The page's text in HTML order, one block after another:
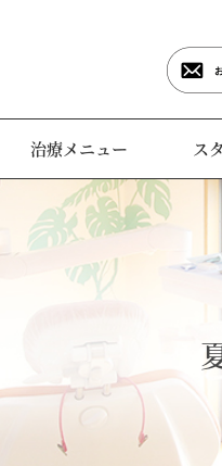
治療メニュー ス